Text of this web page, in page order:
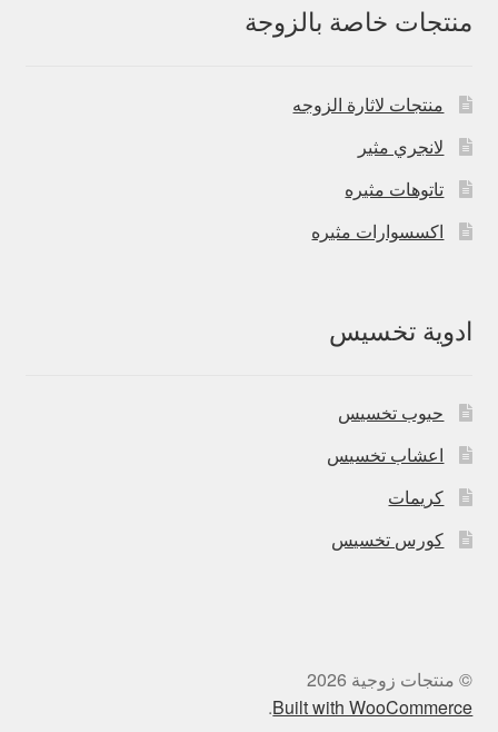
منتجات خاصة بالزوجة
منتجات لاثارة الزوجه
لانجري مثير
تاتوهات مثيره
اكسسوارات مثيره
ادوية تخسيس
حبوب تخسيس
اعشاب تخسيس
كريمات
كورس تخسيس
© منتجات زوجية 2026
Built with WooCommerce
.